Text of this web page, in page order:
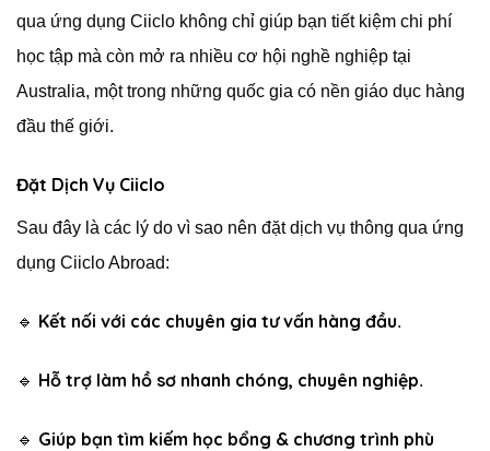
qua ứng dụng Ciiclo không chỉ giúp bạn tiết kiệm chi phí
học tập mà còn mở ra nhiều cơ hội nghề nghiệp tại
Australia, một trong những quốc gia có nền giáo dục hàng
đầu thế giới.
Đặt Dịch Vụ Ciiclo
Sau đây là các lý do vì sao nên đặt dịch vụ thông qua ứng
dụng Ciiclo Abroad:
🔹 Kết nối với các chuyên gia tư vấn hàng đầu.
🔹 Hỗ trợ làm hồ sơ nhanh chóng, chuyên nghiệp.
🔹 Giúp bạn tìm kiếm học bổng & chương trình phù